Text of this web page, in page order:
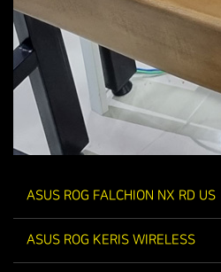
ASUS ROG FALCHION NX RD US
ASUS ROG KERIS WIRELESS